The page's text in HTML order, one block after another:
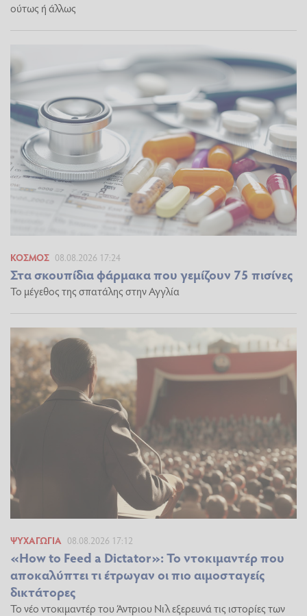
ούτως ή άλλως
Στα σκουπίδια φάρμακα που γεμίζουν 75 πισίνες
Το μέγεθος της σπατάλης στην Αγγλία
ΚΌΣΜΟΣ 08.08.2026 17:24
«How to Feed a Dictator»: Το ντοκιμαντέρ που
αποκαλύπτει τι έτρωγαν οι πιο αιμοσταγείς
δικτάτορες
Το νέο ντοκιμαντέρ του Άντριου Νιλ εξερευνά τις ιστορίες των
ΨΥΧΑΓΩΓΊΑ 08.08.2026 17:12